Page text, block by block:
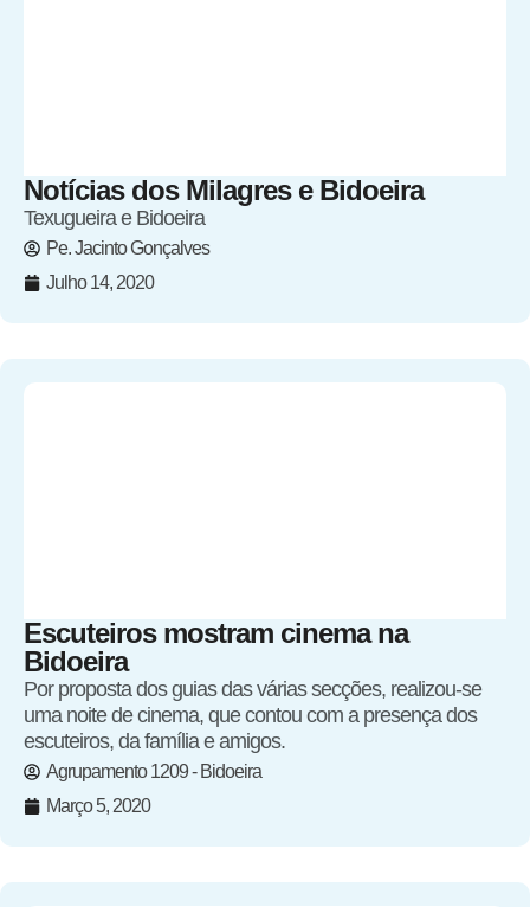
Notícias dos Milagres e Bidoeira
Texugueira e Bidoeira
Pe. Jacinto Gonçalves
Julho 14, 2020
Escuteiros mostram cinema na
Bidoeira
Por proposta dos guias das várias secções, realizou-se
uma noite de cinema, que contou com a presença dos
escuteiros, da família e amigos.
Agrupamento 1209 - Bidoeira
Março 5, 2020